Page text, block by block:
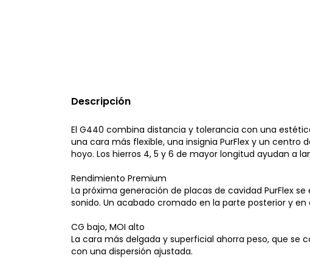
Descripción
El G440 combina distancia y tolerancia con una
una cara más flexible, una insignia PurFlex y un
hoyo. Los hierros 4, 5 y 6 de mayor longitud ayudan a
Rendimiento Premium
La próxima generación de placas de cavidad PurFlex
sonido. Un acabado cromado en la parte posterior y
CG bajo, MOI alto
La cara más delgada y superficial ahorra peso, que se
con una dispersión ajustada.